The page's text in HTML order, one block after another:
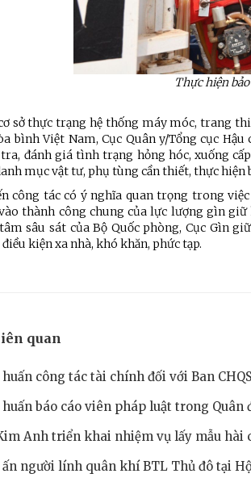
Thực hiện
sở thực trạng hệ thống máy móc, trang
bình Việt Nam, Cục Quân y/Tổng cục
đánh giá tình trạng hỏng hóc, xuống
mục vật tư, phụ tùng cần thiết, thực
công tác có ý nghĩa quan trọng trong
thành công chung của lực lượng gìn
sâu sát của Bộ Quốc phòng, Cục Gìn
kiện xa nhà, khó khăn, phức tạp.
quan
huấn công tác tài chính đối với Ban
huấn báo cáo viên pháp luật trong Quân
Anh triển khai nhiệm vụ lấy mẫu hài
ấn người lính quân khí BTL Thủ đô tại